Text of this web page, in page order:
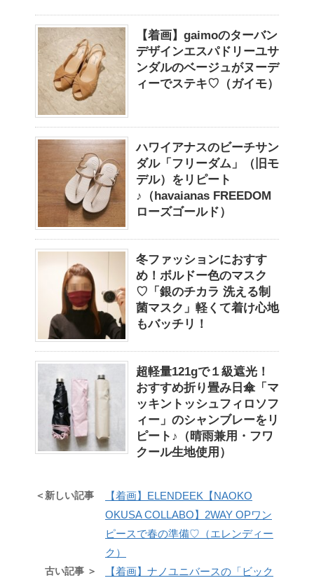
【着画】gaimoのターバン
デザインエスパドリーユサ
ンダルのベージュがヌーデ
ィーでステキ♡（ガイモ）
ハワイアナスのビーチサン
ダル「フリーダム」（旧モ
デル）をリピート
♪（havaianas FREEDOM
ローズゴールド）
冬ファッションにおすす
め！ボルドー色のマスク
♡「銀のチカラ 洗える制
菌マスク」軽くて着け心地
もバッチリ！
超軽量121gで１級遮光！
おすすめ折り畳み日傘「マ
ッキントッシュフィロソフ
ィー」のシャンブレーをリ
ピート♪（晴雨兼用・フワ
クール生地使用）
＜新しい記事
【着画】ELENDEEK【NAOKO
OKUSA COLLABO】2WAY OPワン
ピースで春の準備♡（エレンディー
ク）
古い記事 ＞
【着画】ナノユニバースの「ビック